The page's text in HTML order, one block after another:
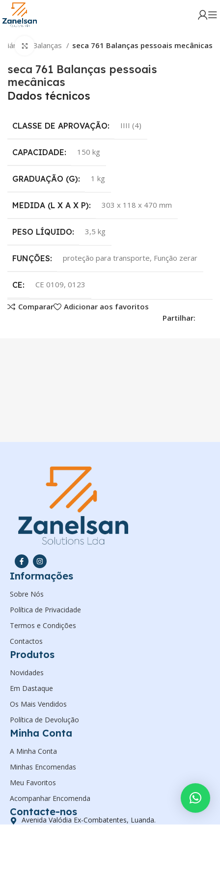
Balanças seca 761 Balanças pessoais mecânicas
Click para aumentar
seca 761 Balanças pessoais
mecânicas
Dados técnicos
CLASSE DE APROVAÇÃO: IIII (4)
CAPACIDADE: 150 kg
GRADUAÇÃO (G): 1 kg
MEDIDA (L X A X P): 303 x 118 x 470 mm
PESO LÍQUIDO: 3,5 kg
FUNÇÕES: proteção para transporte, Função zerar
CE: CE 0109, 0123
Comparar
Adicionar aos favoritos
Partilhar:
Informações
Sobre Nós
Política de Privacidade
Termos e Condições
Contactos
Produtos
Novidades
Em Dastaque
Os Mais Vendidos
Política de Devolução
Minha Conta
A Minha Conta
Minhas Encomendas
Meu Favoritos
Acompanhar Encomenda
Contacte-nos
Avenida Valódia Ex-Combatentes, Luanda.